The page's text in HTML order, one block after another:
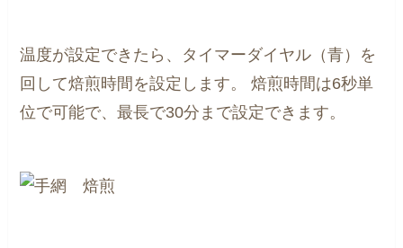
温度が設定できたら、タイマーダイヤル（青）を
回して焙煎時間を設定します。
焙煎時間は6秒単
位で可能で、最長で30分まで設定できます。